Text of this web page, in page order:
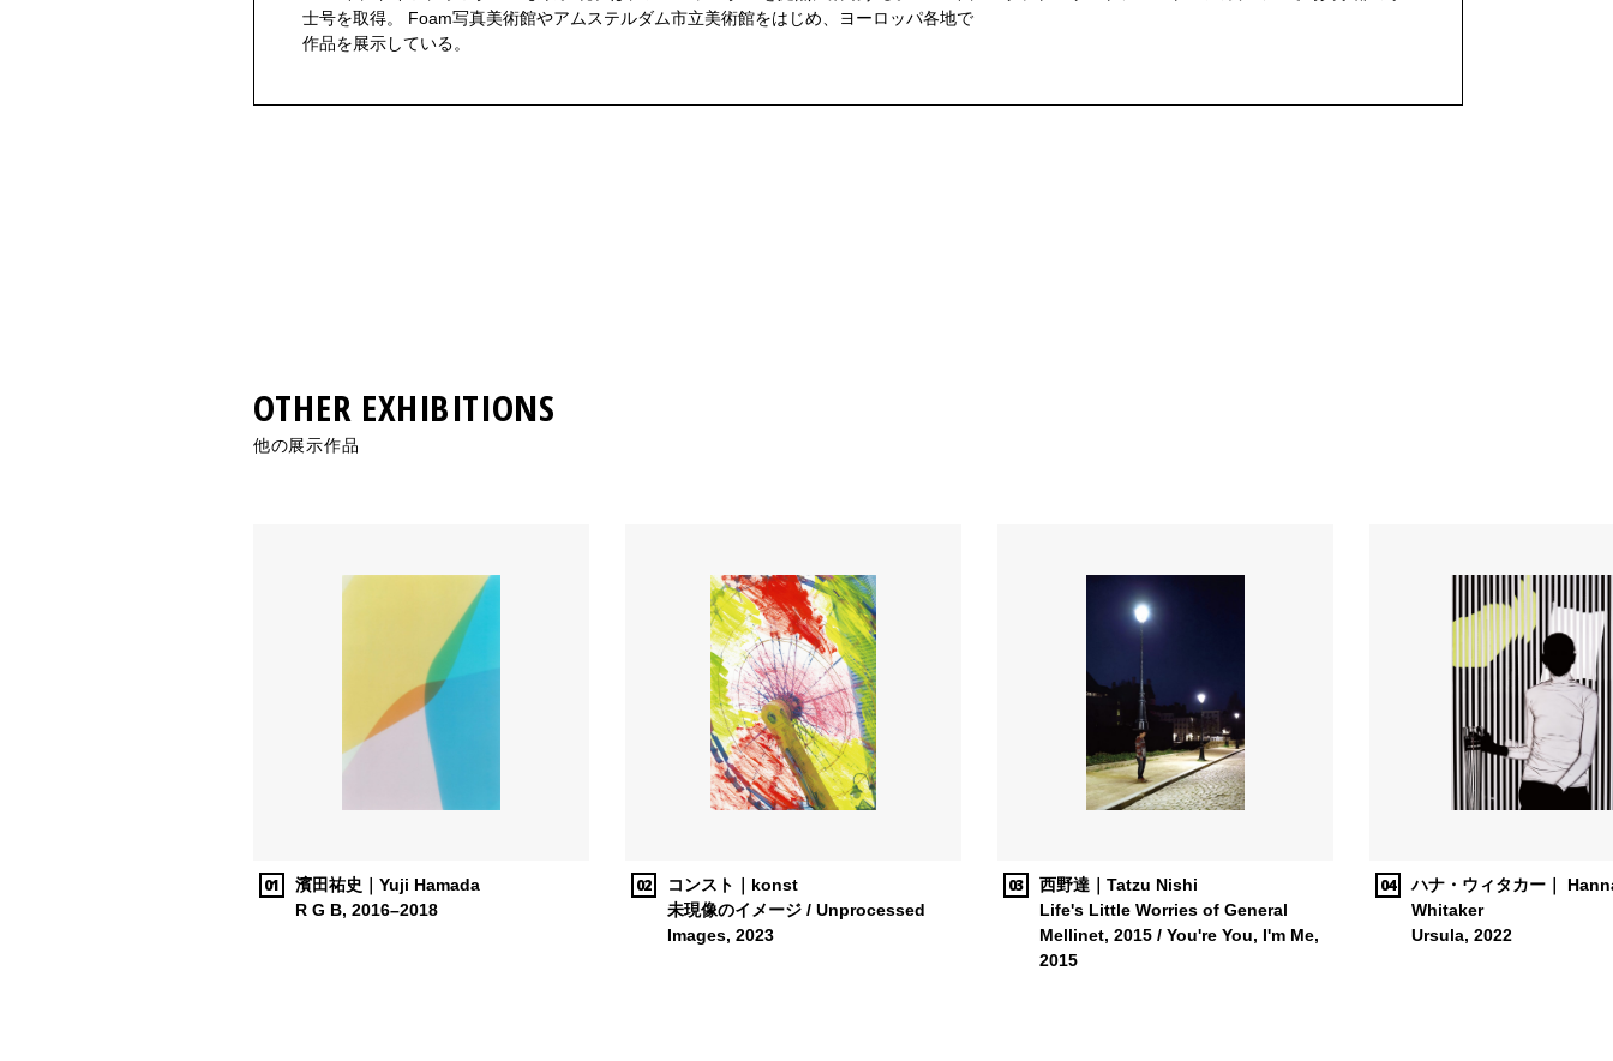
士号を取得。 Foam写真美術館やアムステルダム市立美術館をはじめ、ヨーロッパ各地で
作品を展示している。
OTHER EXHIBITIONS
他の展示作品
01
濱田祐史｜Yuji Hamada
R G B, 2016–2018
02
コンスト｜konst
未現像のイメージ / Unprocessed
Images, 2023
03
西野達｜Tatzu Nishi
Life's Little Worries of General
Mellinet, 2015 / You're You, I'm Me,
2015
04
ハナ・ウィタカー｜
Whitaker
Ursula, 2022